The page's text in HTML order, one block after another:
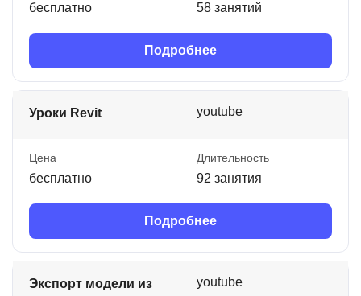
бесплатно 58 занятий
Подробнее
Уроки Revit youtube
Цена
бесплатно
Длительность
92 занятия
Подробнее
Экспорт модели из
youtube